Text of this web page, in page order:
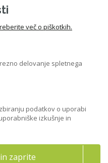
za poslovodstvo
NS pri
nanašajo nanj - npr.
več o piškotkih.
delovanje spletnega
podatkov o uporabi
izkušnje in
zaprite